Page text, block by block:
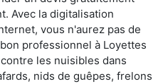
Avec la digitalisation
vous n'aurez pas de
professionnel à Loyettes
les nuisibles dans
nids de guêpes, frelons